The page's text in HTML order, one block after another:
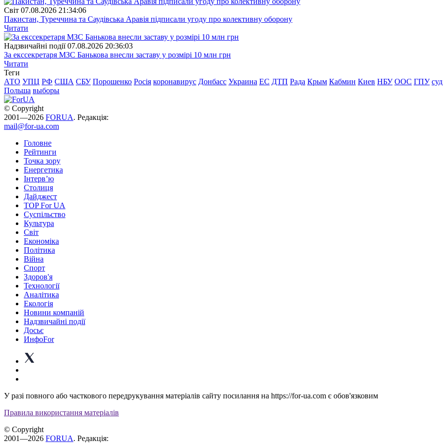
Свiт 07.08.2026 21:34:06
Пакистан, Туреччина та Саудівська Аравія підписали угоду про колективну оборону
Читати
Надзвичайні події 07.08.2026 20:36:03
За екссекретаря МЗС Банькова внесли заставу у розмірі 10 млн грн
Читати
Теги
АТО УПЦ РФ США СБУ Порошенко Росія коронавирус Донбасс Украина ЕС ДТП Рада Крым Кабмин Киев НБУ ООС ГПУ суд
Польша выборы
© Copyright
2001—2026 FORUA. Редакція:
mail@for-ua.com
Головне
Рейтинги
Точка зору
Енергетика
Інтерв’ю
Столиця
Дайджест
TOP For UA
Суспiльство
Культура
Світ
Економіка
Політика
Війна
Спорт
Здоров'я
Технології
Аналітика
Екологія
Новини компаній
Надзвичайні події
Досьє
ИнфоFor
У разі повного або часткового передрукування матеріалів сайту посилання на https://for-ua.com є обов'язковим
Правила використання матеріалів
© Copyright
2001—2026 FORUA. Редакція: